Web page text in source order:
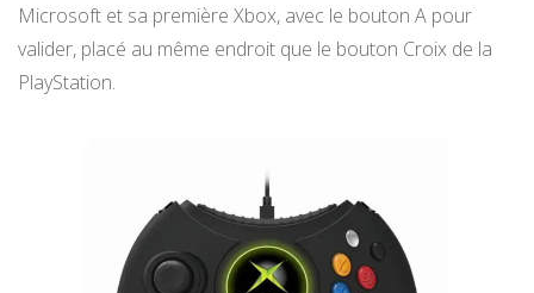
Microsoft et sa première Xbox, avec le bouton A pour
valider, placé au même endroit que le bouton Croix de la
PlayStation.